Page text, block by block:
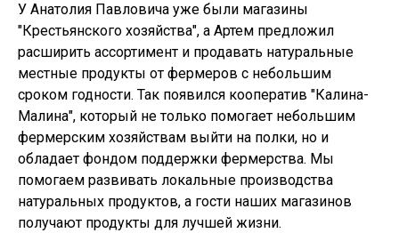
У Анатолия Павловича уже были магазины
"Крестьянского хозяйства", а Артем предложил
расширить ассортимент и продавать натуральные
местные продукты от фермеров с небольшим
сроком годности. Так появился кооператив "Калина-
Малина", который не только помогает небольшим
фермерским хозяйствам выйти на полки, но и
обладает фондом поддержки фермерства. Мы
помогаем развивать локальные производства
натуральных продуктов, а гости наших магазинов
получают продукты для лучшей жизни.